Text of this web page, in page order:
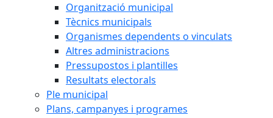
Organització municipal
Tècnics municipals
Organismes dependents o vinculats
Altres administracions
Pressupostos i plantilles
Resultats electorals
Ple municipal
Plans, campanyes i programes